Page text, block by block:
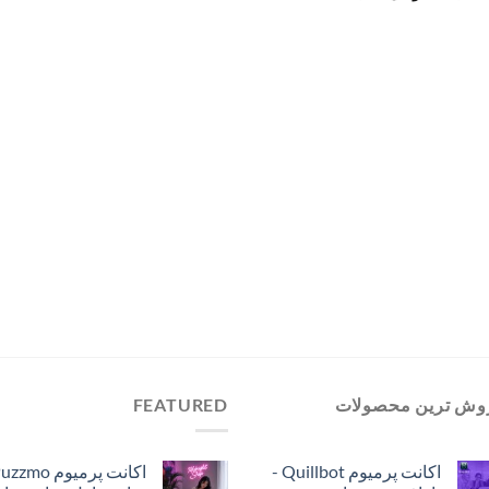
ترین محصولات
اکانت پرمیوم Quillbot -
FEATURED